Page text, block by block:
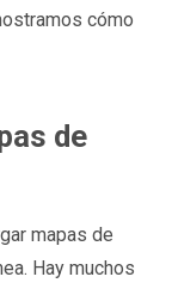
cómo
de
mapas de
Hay muchos